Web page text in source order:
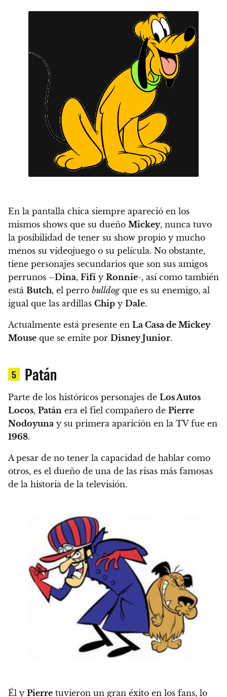
En la pantalla chica siempre apareció en los
mismos shows que su dueño Mickey, nunca tuvo
la posibilidad de tener su show propio y mucho
menos su vídeojuego o su película. No obstante,
tiene personajes secundarios que son sus amigos
perrunos –Dina, Fifí y Ronnie-, así como también
está Butch, el perro bulldogque es su enemigo, al
igual que las ardillas Chip y Dale.
Actualmente está presente en La Casa de Mickey
Mouse que se emite por Disney Junior.
5 Patán
Parte de los históricos personajes de Los Autos
Locos, Patán era el fiel compañero de Pierre
Nodoyuna y su primera aparición en la TV fue en
1968.
A pesar de no tener la capacidad de hablar como
otros, es el dueño de una de las risas más famosas
de la historia de la televisión.
Él y Pierre tuvieron un gran éxito en los fans, lo